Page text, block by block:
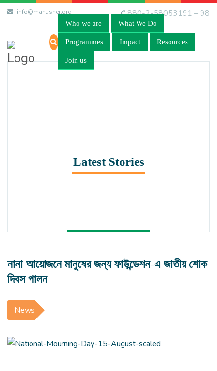
info@manusher.org 880-2-58053191 – 98
Who we are What We Do
Programmes Impact Resources
Join us
Latest Stories
নানা আয়োজনে মানুষের জন্য ফাউন্ডেশন-এ জাতীয় শোক
দিবস পালন
News